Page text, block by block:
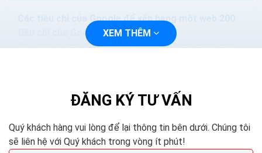
Các tiêu chí của Google để xếp hạng một web 200
tiêu chí của Google
Thuật toán tìm kiếm của Google ngày càng phức tạp
XEM THÊM
ĐĂNG KÝ TƯ VẤN
Quý khách hàng vui lòng để lại thông tin bên dưới. Chúng tôi
sẽ liên hệ với Quý khách trong vòng ít phút!